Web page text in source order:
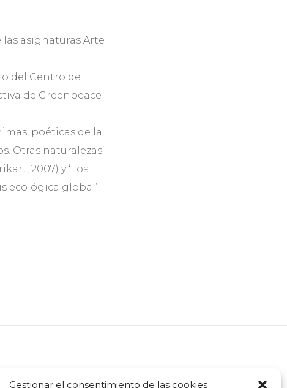
Gestionar el consentimiento de las cookies
asignaturas Arte
del Centro de
de Greenpeace-
poéticas de la
Otras naturalezas’
2007) y ‘Los
ecológica global’